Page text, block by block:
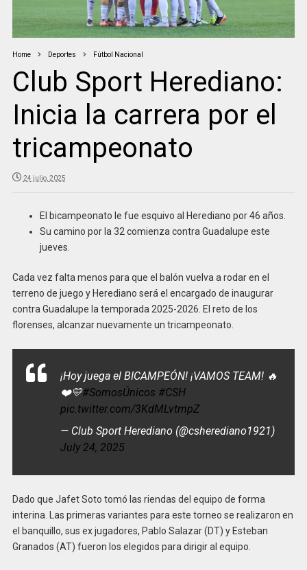
Home Deportes Fútbol Nacional
Club Sport Herediano:
Inicia la carrera por el
tricampeonato
24 julio, 2025
El bicampeonato le fue esquivo al Herediano por 46 años.
Su camino por la 32 comienza contra Guadalupe este
jueves.
Cada vez falta menos para que el balón vuelva a rodar en el
terreno de juego y Herediano será el encargado de inaugurar
contra Guadalupe la temporada 2025-2026. El reto de los
florenses, alcanzar nuevamente un tricampeonato.
¡Hoy juega el BICAMPEÓN! ¡VAMOS TEAM! 🔥
❤️💛#SomosÚnicos #CSH
pic.twitter.com/3KdMLvtmpZ
— Club Sport Herediano (@csherediano1921)
July 24, 2025
Dado que Jafet Soto tomó las riendas del equipo de forma
interina. Las primeras variantes para este torneo se realizaron en
el banquillo, sus ex jugadores, Pablo Salazar (DT) y Esteban
Granados (AT) fueron los elegidos para dirigir al equipo.